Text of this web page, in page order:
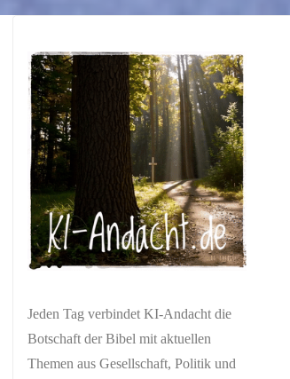
Jeden Tag verbindet KI-Andacht die
Botschaft der Bibel mit aktuellen
Themen aus Gesellschaft, Politik und